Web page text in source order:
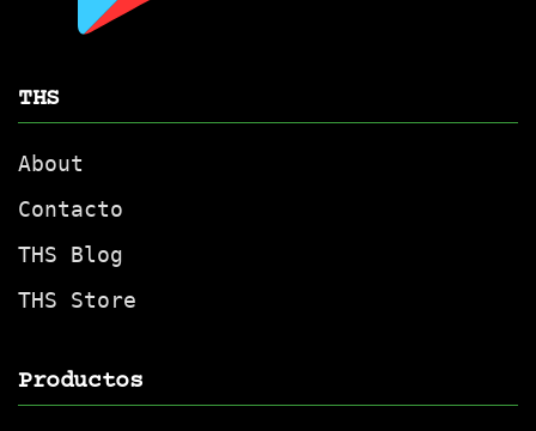
THS
About
Contacto
THS Blog
THS Store
Productos